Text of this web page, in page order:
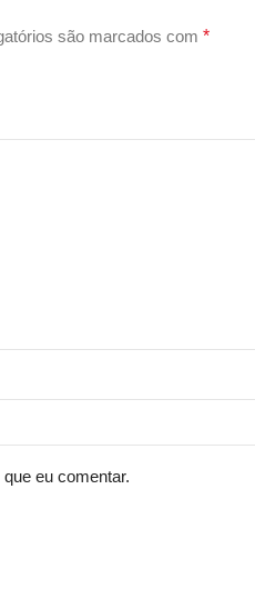
são marcados com *
eu comentar.